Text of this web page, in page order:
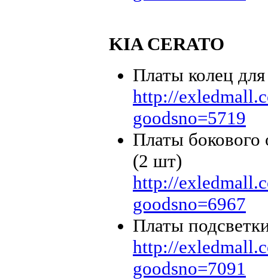
KIA CERATO
Платы колец
http://
goodsno=5719
Платы
(2 шт)
http://
goodsno=6967
Платы
http://
goodsno=7091